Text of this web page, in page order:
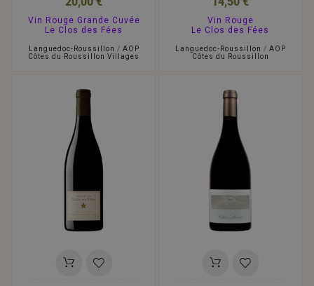
Vin Rouge Grande Cuvée
Le Clos des Fées
Languedoc-Roussillon / AOP
Côtes du Roussillon Villages
Vin Rouge
Le Clos des Fées
Languedoc-Roussillon / AOP
Côtes du Roussillon